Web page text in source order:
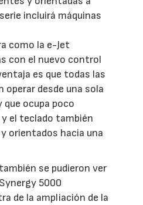
incluirá máquinas
como la e-Jet
con el nuevo control
es que todas las
operar desde una sola
ocupa poco
el teclado también
orientados hacia una
se pudieron ver
5000
de la ampliación de la